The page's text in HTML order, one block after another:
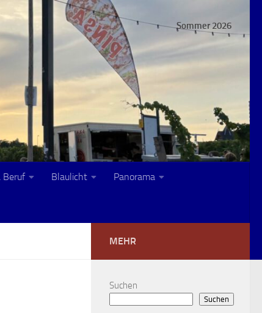
Sommer 2026
Beruf Blaulicht Panorama
MEHR
Suchen
Suchen